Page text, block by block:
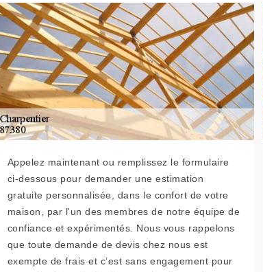
Appelez maintenant ou remplissez le formulaire
ci-dessous pour demander une estimation
gratuite personnalisée, dans le confort de votre
maison, par l'un des membres de notre équipe de
confiance et expérimentés. Nous vous rappelons
que toute demande de devis chez nous est
exempte de frais et c’est sans engagement pour